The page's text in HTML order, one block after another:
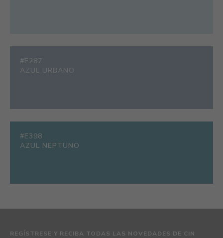
#E287
AZUL URBANO
#E398
AZUL NEPTUNO
REGÍSTRESE Y RECIBA TODAS LAS NOVEDADES DE CIN